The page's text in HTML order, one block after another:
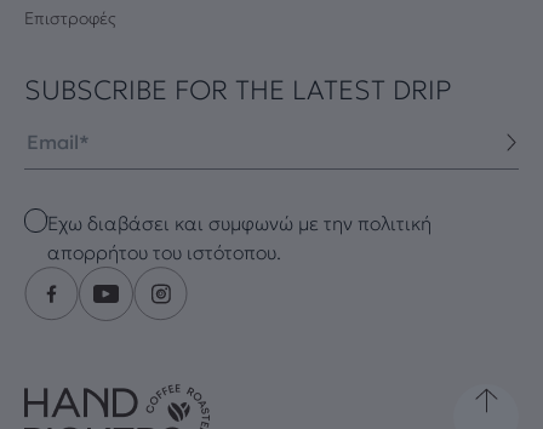
Επιστροφές
SUBSCRIBE FOR THE LATEST DRIP
Checkbox
Έχω διαβάσει και συμφωνώ με την πολιτική
απορρήτου του ιστότοπου.